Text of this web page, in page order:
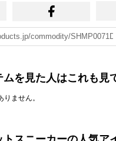
ムを見た人はこれも見
ません。